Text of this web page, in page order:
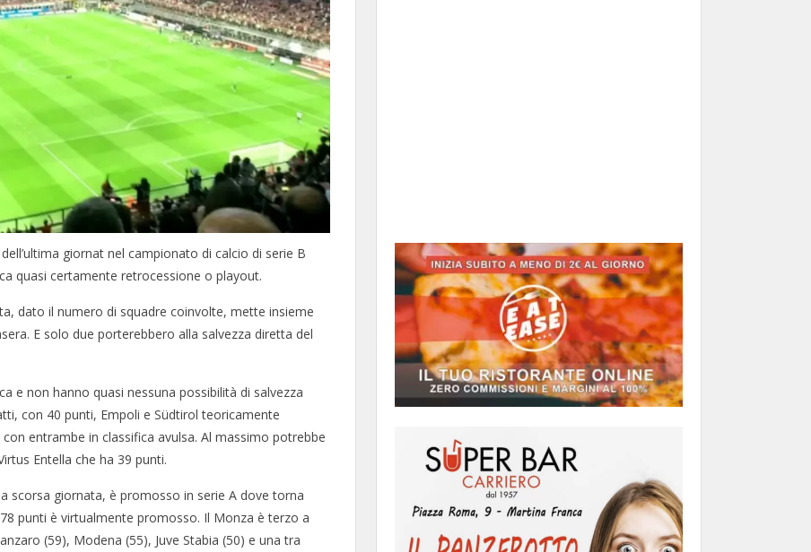
giornat nel campionato di calcio di serie B
quasi certamente retrocessione o playout.
dato il numero di squadre coinvolte, mette insieme
E solo due porterebbero alla salvezza diretta del
e non hanno quasi nessuna possibilità di salvezza
con 40 punti, Empoli e Südtirol teoricamente
entrambe in classifica avulsa. Al massimo potrebbe
Entella che ha 39 punti.
scorsa giornata, è promosso in serie A dove torna
punti è virtualmente promosso. Il Monza è terzo a
(59), Modena (55), Juve Stabia (50) e una tra